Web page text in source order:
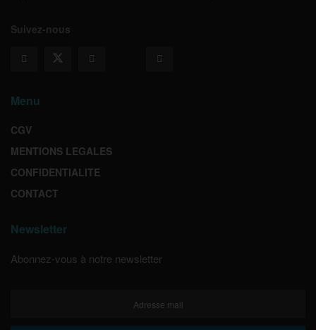
Suivez-nous
Menu
CGV
MENTIONS LEGALES
CONFIDENTIALITE
CONTACT
Newsletter
Abonnez-vous à notre newsletter